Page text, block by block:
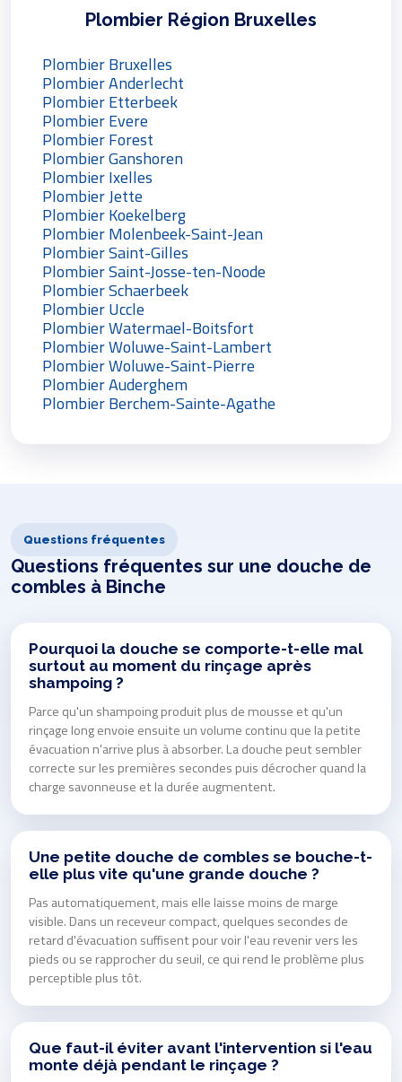
Plombier Région Bruxelles
Plombier Bruxelles
Plombier Anderlecht
Plombier Etterbeek
Plombier Evere
Plombier Forest
Plombier Ganshoren
Plombier Ixelles
Plombier Jette
Plombier Koekelberg
Plombier Molenbeek-Saint-Jean
Plombier Saint-Gilles
Plombier Saint-Josse-ten-Noode
Plombier Schaerbeek
Plombier Uccle
Plombier Watermael-Boitsfort
Plombier Woluwe-Saint-Lambert
Plombier Woluwe-Saint-Pierre
Plombier Auderghem
Plombier Berchem-Sainte-Agathe
Questions fréquentes
Questions fréquentes sur une douche de
combles à Binche
Pourquoi la douche se comporte-t-elle mal
surtout au moment du rinçage après
shampoing ?
Parce qu'un shampoing produit plus de mousse et qu'un
rinçage long envoie ensuite un volume continu que la petite
évacuation n'arrive plus à absorber. La douche peut sembler
correcte sur les premières secondes puis décrocher quand la
charge savonneuse et la durée augmentent.
Une petite douche de combles se bouche-t-
elle plus vite qu'une grande douche ?
Pas automatiquement, mais elle laisse moins de marge
visible. Dans un receveur compact, quelques secondes de
retard d'évacuation suffisent pour voir l'eau revenir vers les
pieds ou se rapprocher du seuil, ce qui rend le problème plus
perceptible plus tôt.
Que faut-il éviter avant l'intervention si l'eau
monte déjà pendant le rinçage ?